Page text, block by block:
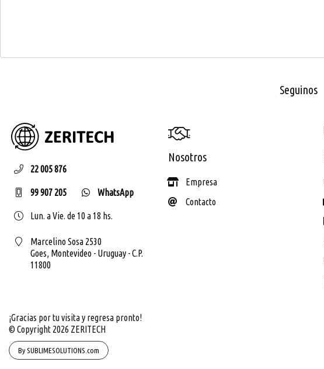
Seguinos
22 005 876
99 907 205 WhatsApp
Lun. a Vie. de 10 a 18 hs.
Marcelino Sosa 2530
Goes, Montevideo - Uruguay - C.P.
11800
Nosotros
Empresa
Contacto
¡Gracias por tu visita y regresa pronto!
© Copyright 2026 ZERITECH
By SUBLIMESOLUTIONS.com